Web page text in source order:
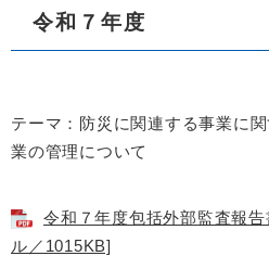
令和７年度
テーマ：防災に関連する事業に
業の管理について
令和７年度包括外部監査報
ル／1015KB]